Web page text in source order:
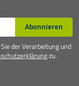
Abonnieren
der Verarbeitung und
zu.